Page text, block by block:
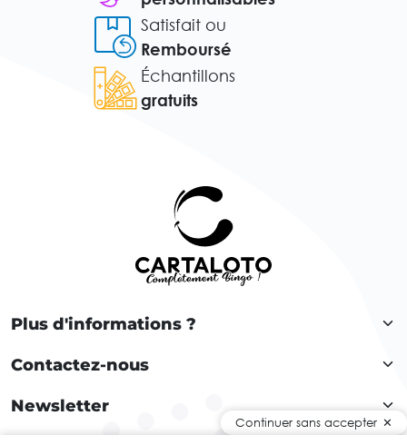
Satisfait ou
Remboursé
Échantillons
gratuits
Plus d'informations ?
Contactez-nous
Newsletter
Continuer sans accepter